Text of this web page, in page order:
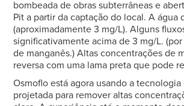
bombeada de obras subterrâneas e
Pit a partir da captação do local. A
(aproximadamente 3 mg/L). Alguns
significativamente acima de 3 mg/L.
de manganês.) Altas concentrações de
reversa com uma lama preta que pode
Osmoflo está agora usando a
projetada para remover altas